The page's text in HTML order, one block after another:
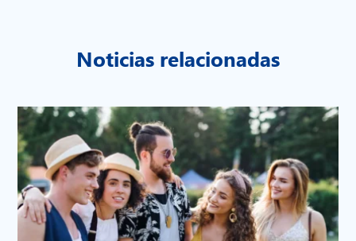
Noticias relacionadas